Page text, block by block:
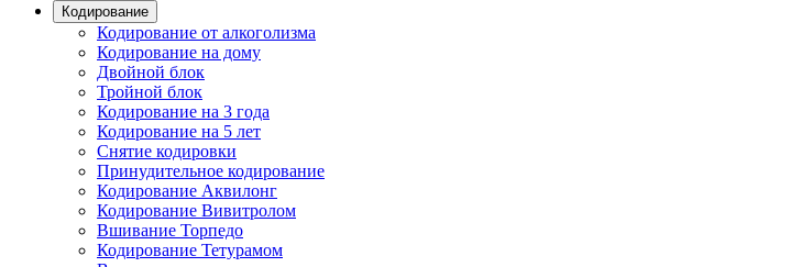
Кодирование
Кодирование от алкоголизма
Кодирование на дому
Двойной блок
Тройной блок
Кодирование на 3 года
Кодирование на 5 лет
Снятие кодировки
Принудительное кодирование
Кодирование Аквилонг
Кодирование Вивитролом
Вшивание Торпедо
Кодирование Тетурамом